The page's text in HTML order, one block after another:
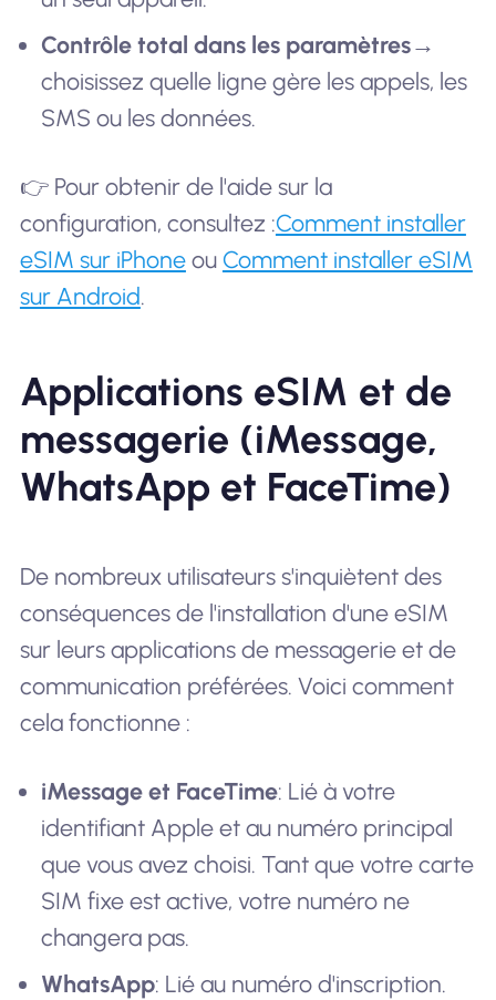
Contrôle total dans les paramètres→
choisissez quelle ligne gère les appels, les
SMS ou les données.
👉 Pour obtenir de l'aide sur la
configuration, consultez :Comment installer
eSIM sur iPhoneou Comment installer eSIM
sur Android.
Applications eSIM et de
messagerie (iMessage,
WhatsApp et FaceTime)
De nombreux utilisateurs s'inquiètent des
conséquences de l'installation d'une eSIM
sur leurs applications de messagerie et de
communication préférées. Voici comment
cela fonctionne :
iMessage et FaceTime: Lié à votre
identifiant Apple et au numéro principal
que vous avez choisi. Tant que votre carte
SIM fixe est active, votre numéro ne
changera pas.
WhatsApp: Lié au numéro d'inscription.